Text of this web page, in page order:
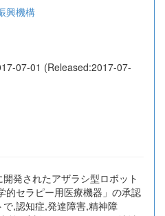
興機構
07-01 (Released:2017-07-
発されたアザラシ型ロボット
的セラピー用医療機器」の承認
,認知症,発達障害,精神障